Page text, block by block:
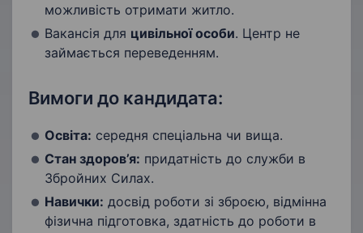
можливість отримати житло.
Вакансія для цивільної особи. Центр не
займається переведенням.
Вимоги до кандидата:
Освіта: середня спеціальна чи вища.
Стан здоров’я: придатність до служби в
Збройних Силах.
Навички: досвід роботи зі зброєю, відмінна
фізична підготовка, здатність до роботи в